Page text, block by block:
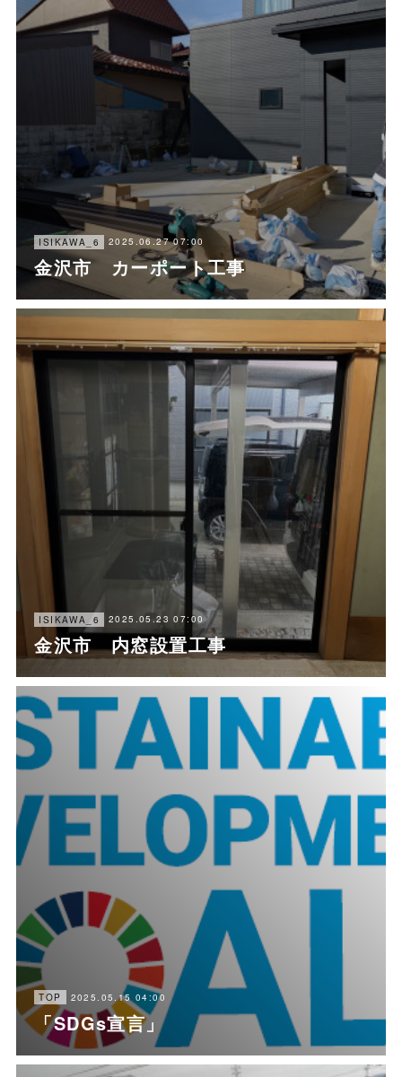
ISIKAWA_6 2025.06.27 07:00
金沢市 カーポート工事
ISIKAWA_6 2025.05.23 07:00
金沢市 内窓設置工事
TOP 2025.05.15 04:00
「SDGs宣言」